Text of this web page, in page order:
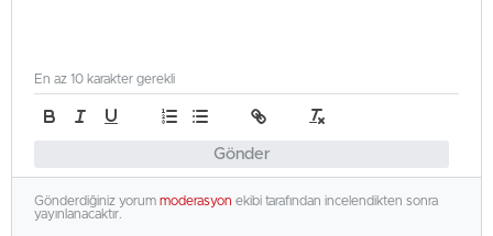
Gönder
En az 10 karakter gerekli
Gönderdiğiniz yorum moderasyon ekibi tarafından incelendikten sonra
yayınlanacaktır.